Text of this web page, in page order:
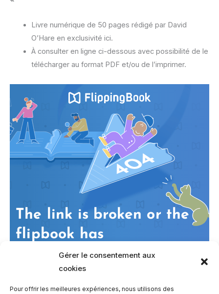
Gérer le consentement aux
cookies
Pour offrir les meilleures expériences, nous utilisons des
Livre numérique de 50 pages rédigé par David
O’Hare en exclusivité ici.
À consulter en ligne ci-dessous avec possibilité de le
télécharger au format PDF et/ou de l’imprimer.